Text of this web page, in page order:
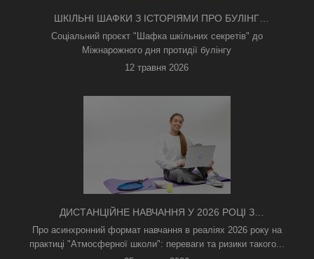
ШКІЛЬНІ ШАФКИ З ІСТОРІЯМИ ПРО БУЛІНГ
З'ЯВИЛИСЯ В КИЄВІ
Соціальний проєкт "Шафка шкільних секретів" до
Міжнарожного дня протидії булінгу
12 травня 2026
ДИСТАНЦІЙНЕ НАВЧАННЯ У 2026 РОЦІ З
ТРИВОГАМИ ТА БЕЗ СВІТЛА: ЯК АСИНХРОННИЙ
ФОРМАТ РЯТУЄ ОСВІТНІЙ ПРОЦЕС
Про асинхронний формат навчання в реаліях 2026 року на
практиці "Атмосферної школи": переваги та ризики такого...